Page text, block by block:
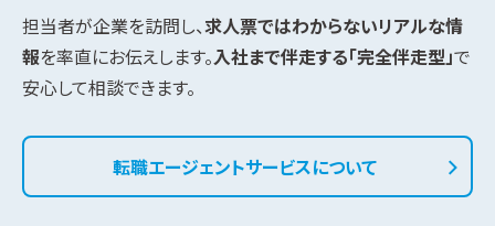
担当者が企業を訪問し、求人票ではわからないリアルな情
報を率直にお伝えします。入社まで伴走する「完全伴走型」で
安心して相談できます。
転職エージェントサービスについて